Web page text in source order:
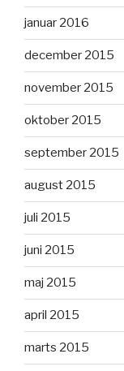
januar 2016
december 2015
november 2015
oktober 2015
september 2015
august 2015
juli 2015
juni 2015
maj 2015
april 2015
marts 2015